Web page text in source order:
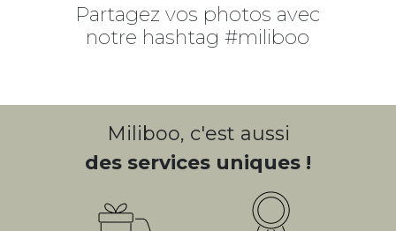
Partagez vos photos avec
notre hashtag #miliboo
Miliboo, c'est aussi
des services uniques !